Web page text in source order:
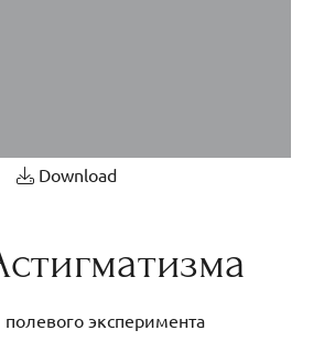
Download
полевого эксперимента